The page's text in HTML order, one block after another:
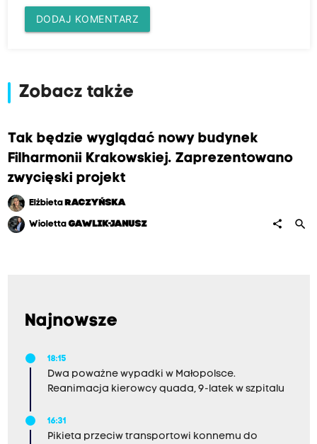
DODAJ KOMENTARZ
Zobacz także
Tak będzie wyglądać nowy budynek
Filharmonii Krakowskiej. Zaprezentowano
zwycięski projekt
Elżbieta RACZYŃSKA
WiolettaGAWLIK-JANUSZ share search
Najnowsze
18:15
Dwa poważne wypadki w Małopolsce.
Reanimacja kierowcy quada, 9-latek w szpitalu
16:31
Pikieta przeciw transportowi konnemu do